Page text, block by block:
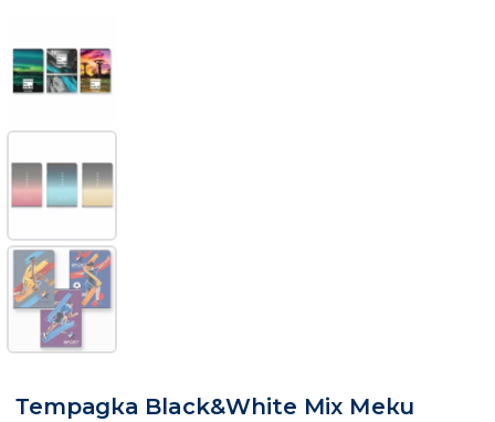
Тетрадка Black&White Mix Меки